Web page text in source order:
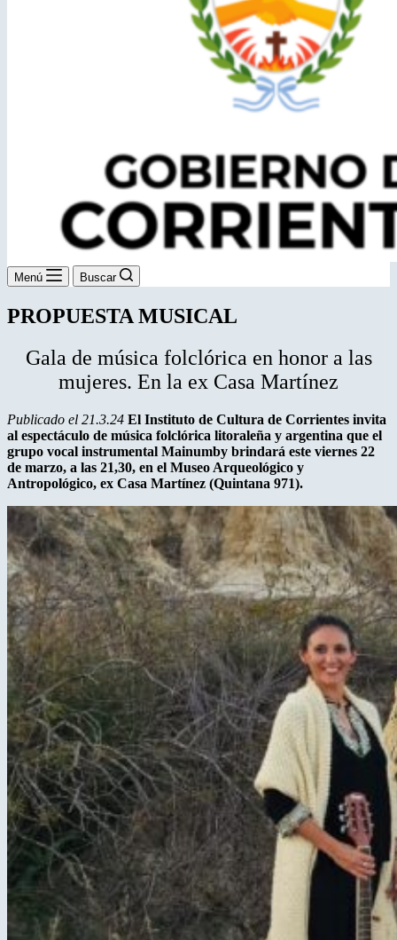
Menú Buscar
PROPUESTA MUSICAL
Gala de música folclórica en honor a las
mujeres. En la ex Casa Martínez
Publicado el 21.3.24 El Instituto de Cultura de Corrientes invita
al espectáculo de música folclórica litoraleña y argentina que el
grupo vocal instrumental Mainumby brindará este viernes 22
de marzo, a las 21,30, en el Museo Arqueológico y
Antropológico, ex Casa Martínez (Quintana 971).